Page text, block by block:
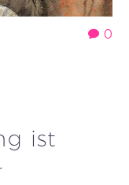
0
ist